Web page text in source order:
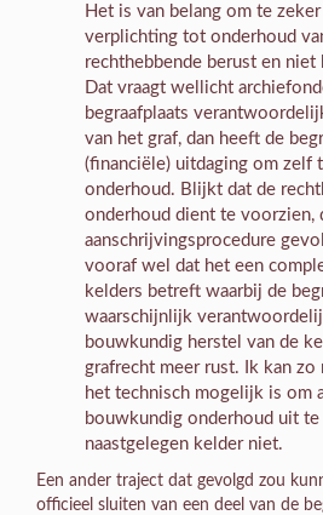
Het is van belang om te
verplichting tot onderhoud
rechthebbende berust en niet
Dat vraagt wellicht
begraafplaats
van het graf, dan heeft de
(financiële) uitdaging om zelf
onderhoud. Blijkt dat de
onderhoud dient te voorzien,
aanschrijvingsprocedure
vooraf wel dat het een
kelders betreft waarbij de
waarschijnlijk
bouwkundig herstel van de
grafrecht meer rust. Ik kan
het technisch mogelijk is om
bouwkundig onderhoud uit te
naastgelegen kelder niet.
Een ander traject dat gevolgd zou
officieel sluiten van een deel van de